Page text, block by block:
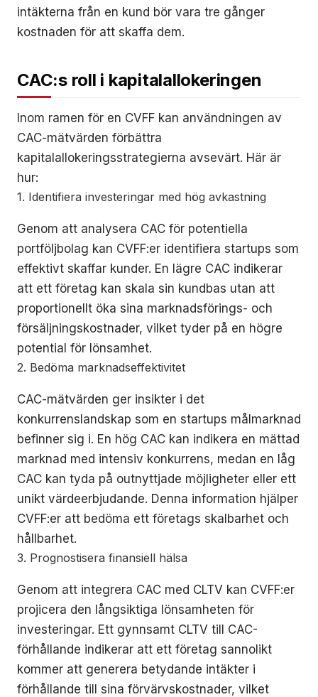
intäkterna från en kund bör vara tre gånger
kostnaden för att skaffa dem.
CAC:s roll i kapitalallokeringen
Inom ramen för en CVFF kan användningen av
CAC-mätvärden förbättra
kapitalallokeringsstrategierna avsevärt. Här är
hur:
1. Identifiera investeringar med hög avkastning
Genom att analysera CAC för potentiella
portföljbolag kan CVFF:er identifiera startups som
effektivt skaffar kunder. En lägre CAC indikerar
att ett företag kan skala sin kundbas utan att
proportionellt öka sina marknadsförings- och
försäljningskostnader, vilket tyder på en högre
potential för lönsamhet.
2. Bedöma marknadseffektivitet
CAC-mätvärden ger insikter i det
konkurrenslandskap som en startups målmarknad
befinner sig i. En hög CAC kan indikera en mättad
marknad med intensiv konkurrens, medan en låg
CAC kan tyda på outnyttjade möjligheter eller ett
unikt värdeerbjudande. Denna information hjälper
CVFF:er att bedöma ett företags skalbarhet och
hållbarhet.
3. Prognostisera finansiell hälsa
Genom att integrera CAC med CLTV kan CVFF:er
projicera den långsiktiga lönsamheten för
investeringar. Ett gynnsamt CLTV till CAC-
förhållande indikerar att ett företag sannolikt
kommer att generera betydande intäkter i
förhållande till sina förvärvskostnader, vilket